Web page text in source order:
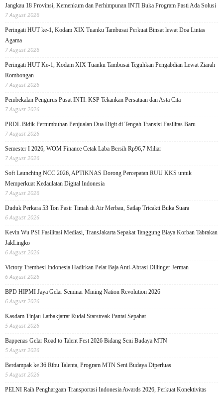
Jangkau 18 Provinsi, Kemenkum dan Perhimpunan INTI Buka Program Pasti Ada Solusi
7 August 2026
Peringati HUT ke-1, Kodam XIX Tuanku Tambusai Perkuat Binsat lewat Doa Lintas
Agama
7 August 2026
Peringati HUT Ke-1, Kodam XIX Tuanku Tambusai Teguhkan Pengabdian Lewat Ziarah
Rombongan
7 August 2026
Pembekalan Pengurus Pusat INTI: KSP Tekankan Persatuan dan Asta Cita
7 August 2026
PRDL Bidik Pertumbuhan Penjualan Dua Digit di Tengah Transisi Fasilitas Baru
7 August 2026
Semester I 2026, WOM Finance Cetak Laba Bersih Rp96,7 Miliar
7 August 2026
Soft Launching NCC 2026, APTIKNAS Dorong Percepatan RUU KKS untuk
Memperkuat Kedaulatan Digital Indonesia
7 August 2026
Duduk Perkara 53 Ton Pasir Timah di Air Merbau, Satlap Tricakti Buka Suara
6 August 2026
Kevin Wu PSI Fasilitasi Mediasi, TransJakarta Sepakat Tanggung Biaya Korban Tabrakan
JakLingko
6 August 2026
Victory Trembesi Indonesia Hadirkan Pelat Baja Anti-Abrasi Dillinger Jerman
6 August 2026
BPD HIPMI Jaya Gelar Seminar Mining Nation Revolution 2026
6 August 2026
Kasdam Tinjau Latbakjatrat Rudal Starstreak Pantai Sepahat
5 August 2026
Bappenas Gelar Road to Talent Fest 2026 Bidang Seni Budaya MTN
5 August 2026
Berdampak ke 36 Ribu Talenta, Program MTN Seni Budaya Diperluas
5 August 2026
PELNI Raih Penghargaan Transportasi Indonesia Awards 2026, Perkuat Konektivitas